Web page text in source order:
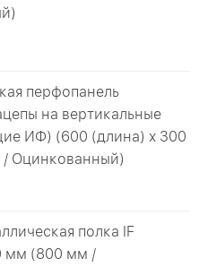
перфопанель
на вертикальные
ИФ) (600 (длина) х 300
Оцинкованный)
полка IF
мм (800 мм /